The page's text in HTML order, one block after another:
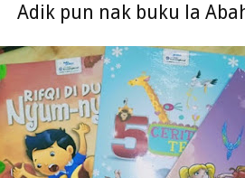
Adik pun nak buku la